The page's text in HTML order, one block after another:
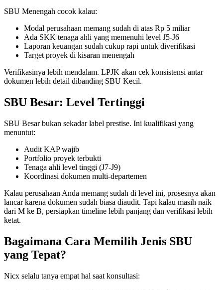
SBU Menengah cocok kalau:
Modal perusahaan memang sudah di atas Rp 5 miliar
Ada SKK tenaga ahli yang memenuhi level J5-J6
Laporan keuangan sudah cukup rapi untuk diverifikasi
Target proyek di kisaran menengah
Verifikasinya lebih mendalam. LPJK akan cek konsistensi antar
dokumen lebih detail dibanding SBU Kecil.
SBU Besar: Level Tertinggi
SBU Besar bukan sekadar label prestise. Ini kualifikasi yang
menuntut:
Audit KAP wajib
Portfolio proyek terbukti
Tenaga ahli level tinggi (J7-J9)
Koordinasi dokumen multi-departemen
Kalau perusahaan Anda memang sudah di level ini, prosesnya akan
lancar karena dokumen sudah biasa diaudit. Tapi kalau masih naik
dari M ke B, persiapkan timeline lebih panjang dan verifikasi lebih
ketat.
Bagaimana Cara Memilih Jenis SBU
yang Tepat?
Nicx selalu tanya empat hal saat konsultasi: